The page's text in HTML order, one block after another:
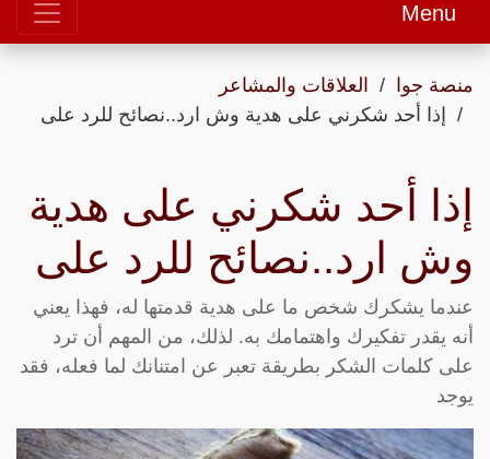
Menu
منصة جوا
العلاقات والمشاعر
إذا أحد شكرني على هدية وش ارد..نصائح للرد على
إذا أحد شكرني على هدية
وش ارد..نصائح للرد على
عندما يشكرك شخص ما على هدية قدمتها له، فهذا يعني
أنه يقدر تفكيرك واهتمامك به. لذلك، من المهم أن ترد
على كلمات الشكر بطريقة تعبر عن امتنانك لما فعله، فقد
يوجد